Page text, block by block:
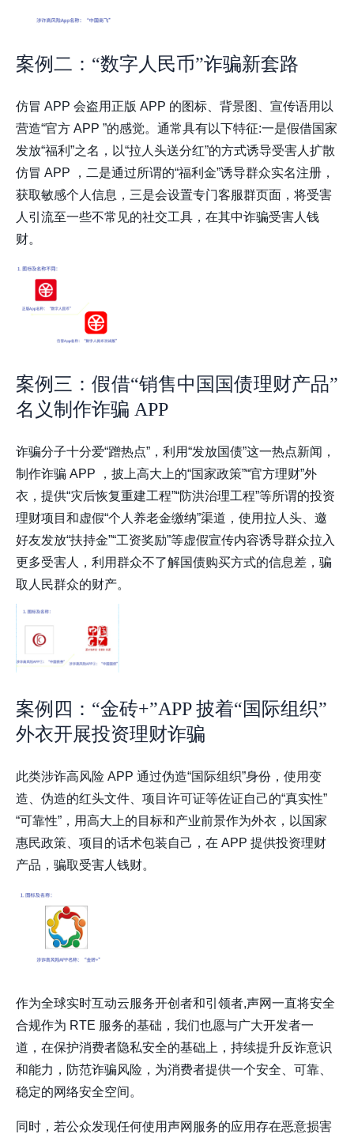
案例二：“数字人民币”诈骗新套路
仿冒 APP 会盗用正版 APP 的图标、背景图、宣传语用以
营造“官方 APP ”的感觉。通常具有以下特征:一是假借国家
发放“福利”之名，以“拉人头送分红”的方式诱导受害人扩散
仿冒 APP ，二是通过所谓的“福利金”诱导群众实名注册，
获取敏感个人信息，三是会设置专门客服群页面，将受害
人引流至一些不常见的社交工具，在其中诈骗受害人钱
财。
案例三：假借“销售中国国债理财产品”
名义制作诈骗 APP
诈骗分子十分爱“蹭热点”，利用“发放国债”这一热点新闻，
制作诈骗 APP ，披上高大上的“国家政策”“官方理财”外
衣，提供“灾后恢复重建工程”“防洪治理工程”等所谓的投资
理财项目和虚假“个人养老金缴纳”渠道，使用拉人头、邀
好友发放“扶持金”“工资奖励”等虚假宣传内容诱导群众拉入
更多受害人，利用群众不了解国债购买方式的信息差，骗
取人民群众的财产。
案例四：“金砖+”APP 披着“国际组织”
外衣开展投资理财诈骗
此类涉诈高风险 APP 通过伪造“国际组织”身份，使用变
造、伪造的红头文件、项目许可证等佐证自己的“真实性”
“可靠性”，用高大上的目标和产业前景作为外衣，以国家
惠民政策、项目的话术包装自己，在 APP 提供投资理财
产品，骗取受害人钱财。
作为全球实时互动云服务开创者和引领者,声网一直将安全
合规作为 RTE 服务的基础，我们也愿与广大开发者一
道，在保护消费者隐私安全的基础上，持续提升反诈意识
和能力，防范诈骗风险，为消费者提供一个安全、可靠、
稳定的网络安全空间。
同时，若公众发现任何使用声网服务的应用存在恶意损害